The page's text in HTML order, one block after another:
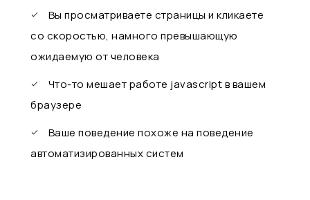
Вы просматриваете страницы и кликаете
со скоростью, намного превышающую
ожидаемую от человека
Что-то мешает работе javascript в вашем
браузере
Ваше поведение похоже на поведение
автоматизированных систем